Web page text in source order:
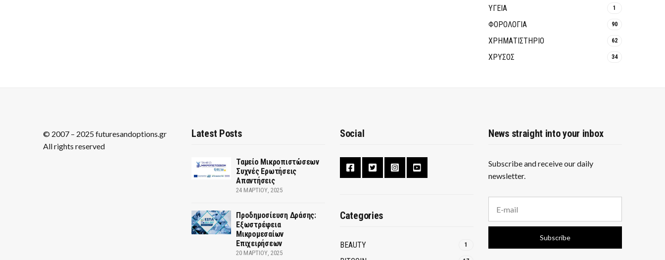
ΥΓΕΙΑ 1
ΦΟΡΟΛΟΓΙΑ 90
ΧΡΗΜΑΤΙΣΤΗΡΙΟ 62
ΧΡΥΣΟΣ 34
© 2007 – 2025 futuresandoptions.gr
All rights reserved
Latest Posts
Ταμείο Μικροπιστώσεων
Συχνές Ερωτήσεις
Απαντήσεις
24 ΜΑΡΤΊΟΥ, 2025
Προδημοσίευση Δράσης:
Εξωστρέφεια
Μικρομεσαίων
Επιχειρήσεων
20 ΜΑΡΤΊΟΥ, 2025
Social
Categories
BEAUTY 1
News straight into your inbox
Subscribe and receive our daily
newsletter.
a
i
a
Subscribe